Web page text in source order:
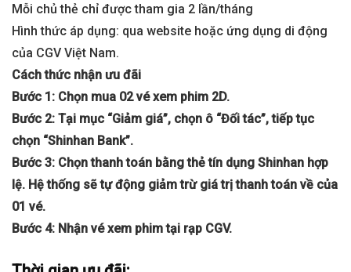
Mỗi chủ thẻ chỉ được tham gia 2 lần/tháng
Hình thức áp dụng: qua website hoặc ứng dụng di động
của CGV Việt Nam.
Cách thức nhận ưu đãi
Bước 1: Chọn mua 02 vé xem phim 2D.
Bước 2: Tại mục “Giảm giá”, chọn ô “Đối tác”, tiếp tục
chọn “Shinhan Bank”.
Bước 3: Chọn thanh toán bằng thẻ tín dụng Shinhan hợp
lệ. Hệ thống sẽ tự động giảm trừ giá trị thanh toán về của
01 vé.
Bước 4: Nhận vé xem phim tại rạp CGV.